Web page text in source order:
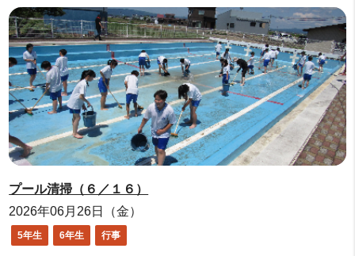
プール清掃（６／１６）
2026年06月26日（金）
5年生 6年生 行事